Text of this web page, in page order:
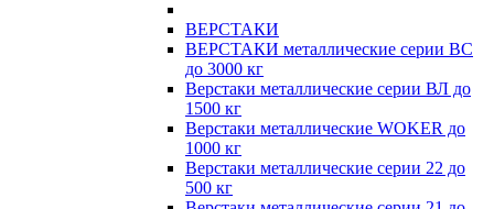
ВЕРСТАКИ
ВЕРСТАКИ металлические серии ВС
до 3000 кг
Верстаки металлические серии ВЛ до
1500 кг
Верстаки металлические WOKER до
1000 кг
Верстаки металлические серии 22 до
500 кг